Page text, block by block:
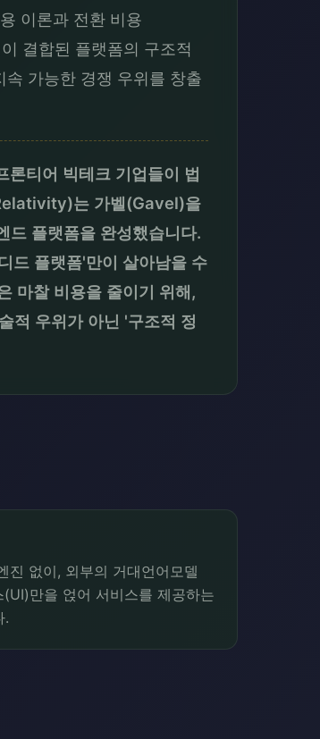
이론과 전환 비용
결합된 플랫폼의 구조적
가능한 경쟁 우위를 창출
론티어 빅테크 기업들이 법
는 가벨(Gavel)을
드 플랫폼을 완성했습니다.
드 플랫폼'만이 살아남을 수
마찰 비용을 줄이기 위해,
적 우위가 아닌 '구조적 정
진 없이, 외부의 거대언어모델
만을 얹어 서비스를 제공하는
.